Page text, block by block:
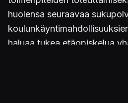
huolensa seuraavaa
haluaa tukea etäopiskelua